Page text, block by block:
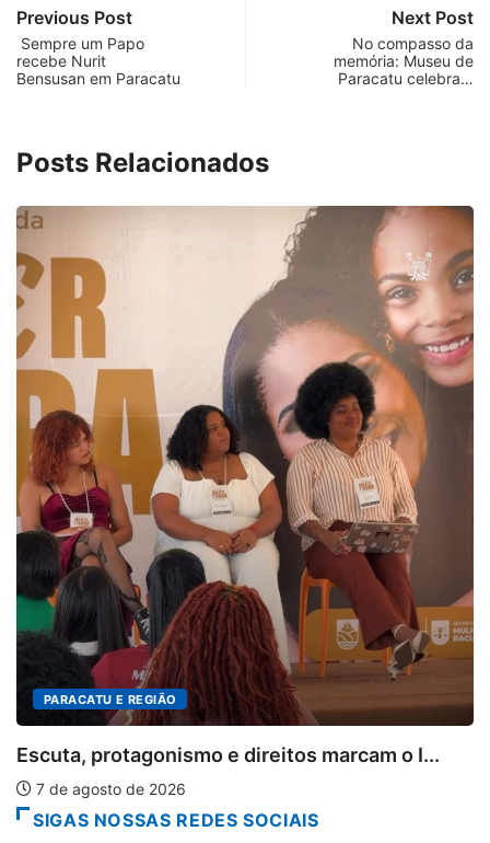
Previous Post
Sempre um Papo
recebe Nurit
Bensusan em Paracatu
Next Post
No compasso da
memória: Museu de
Paracatu celebra…
Posts Relacionados
PARACATU E REGIÃO
Escuta, protagonismo e direitos marcam o I...
7 de agosto de 2026
SIGAS NOSSAS REDES SOCIAIS